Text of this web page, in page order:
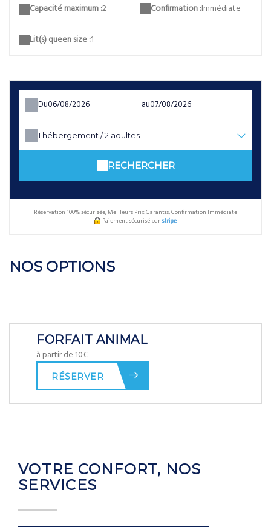
Capacité maximum :2 Confirmation :Immédiate
Lit(s) queen size :1
Du au
1 hébergement /2 adultes
RECHERCHER
Réservation 100% sécurisée, Meilleurs Prix Garantis, Confirmation Immédiate
Paiement sécurisé par
NOS OPTIONS
FORFAIT ANIMAL
à partir de 10€
RÉSERVER
VOTRE CONFORT, NOS
SERVICES